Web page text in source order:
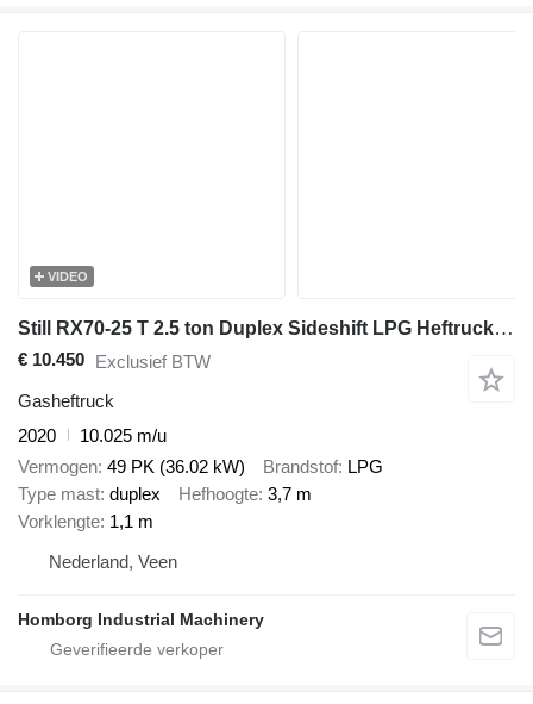
VIDEO
Still RX70-25 T 2.5 ton Duplex Sideshift LPG Heftruck 2020
€ 10.450 Exclusief BTW
Gasheftruck
2020
10.025 m/u
Vermogen 49 PK (36.02 kW) Brandstof LPG
Type mast duplex Hefhoogte 3,7 m
Vorklengte 1,1 m
Nederland, Veen
Homborg Industrial Machinery